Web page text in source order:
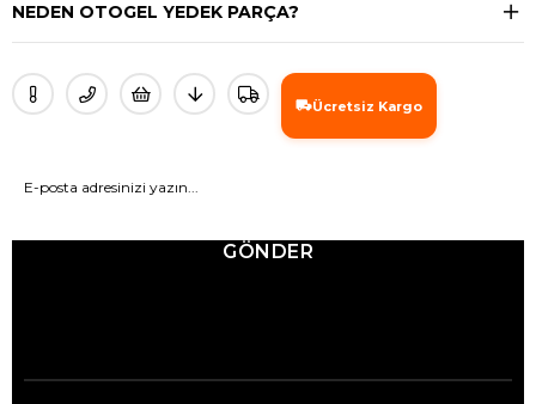
NEDEN OTOGEL YEDEK PARÇA?
Ücretsiz Kargo
GÖNDER